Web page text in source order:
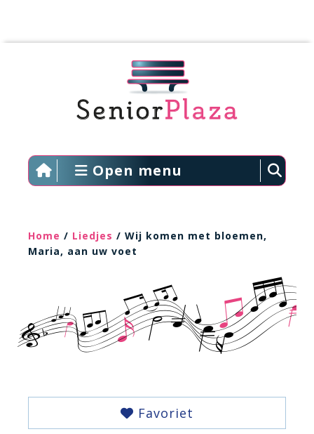
Open menu
Home / Liedjes / Wij komen met bloemen,
Maria, aan uw voet
Favoriet